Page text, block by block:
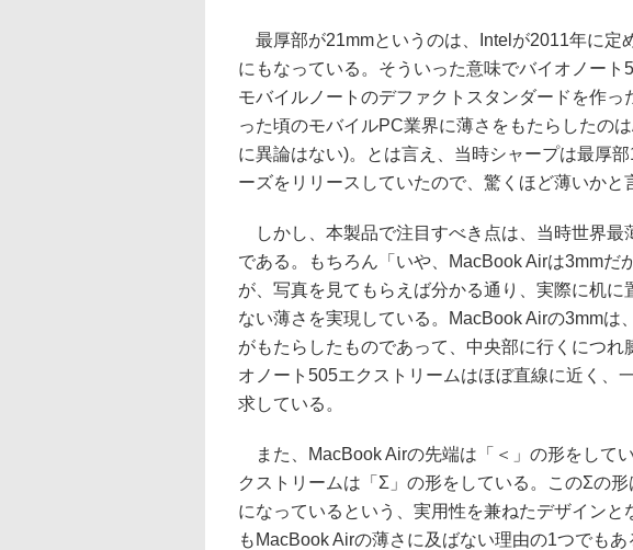
最厚部が21mmというのは、Intelが2011年に定
にもなっている。そういった意味でバイオノー
モバイルノートのデファクトスタンダードを作
った頃のモバイルPC業界に薄さをもたらしたの
に異論はない)。とは言え、当時シャープは最厚
ーズをリリースしていたので、驚くほど薄いかと
しかし、本製品で注目すべき点は、当時世界最
である。もちろん「いや、MacBook Airは3mmだ
が、写真を見てもらえば分かる通り、実際に机
ない薄さを実現している。MacBook Airの3mmは
がもたらしたものであって、中央部に行くにつれ
オノート505エクストリームはほぼ直線に近く、
求している。
また、MacBook Airの先端は「＜」の形をして
クストリームは「Σ」の形をしている。このΣの
になっているという、実用性を兼ねたデザイン
もMacBook Airの薄さに及ばない理由の1つでもあ